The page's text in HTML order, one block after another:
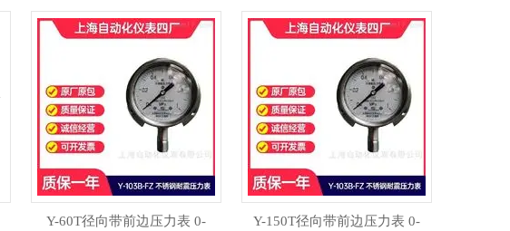
Y-60T径向带前边压力表 0-
Y-150T径向带前边压力表 0-